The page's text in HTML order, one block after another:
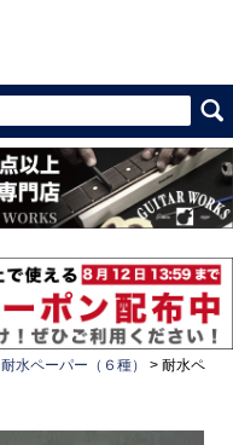
耐水ペーパー（６種）
耐水ペ